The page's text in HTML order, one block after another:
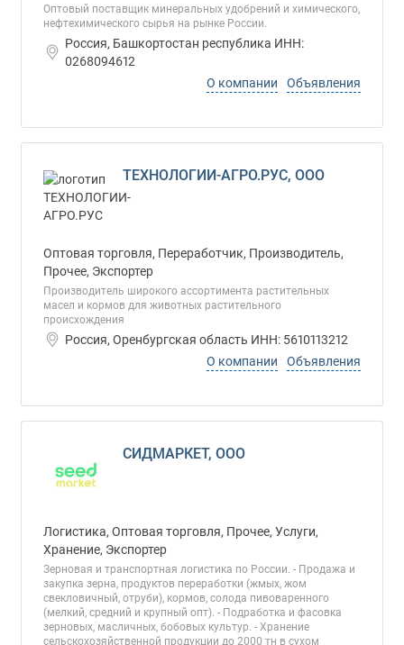
Оптовый поставщик минеральных удобрений и химического,
нефтехимического сырья на рынке России.
Россия, Башкортостан республика ИНН:
0268094612
О компании
Объявления
ТЕХНОЛОГИИ-АГРО.РУС, ООО
Оптовая торговля, Переработчик, Производитель,
Прочее, Экспортер
Производитель широкого ассортимента растительных
масел и кормов для животных растительного
происхождения
Россия, Оренбургская область ИНН: 5610113212
О компании
Объявления
СИДМАРКЕТ, ООО
Логистика, Оптовая торговля, Прочее, Услуги,
Хранение, Экспортер
Зерновая и транспортная логистика по России. - Продажа и
закупка зерна, продуктов переработки (жмых, жом
свекловичный, отруби), кормов, солода пивоваренного
(мелкий, средний и крупный опт). - Подработка и фасовка
зерновых, масличных, бобовых культур. - Хранение
сельскохозяйственной продукции до 2000 тн в сухом